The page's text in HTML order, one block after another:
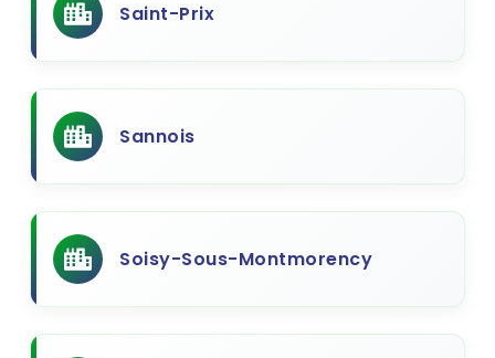
Saint-Prix
Sannois
Soisy-Sous-Montmorency